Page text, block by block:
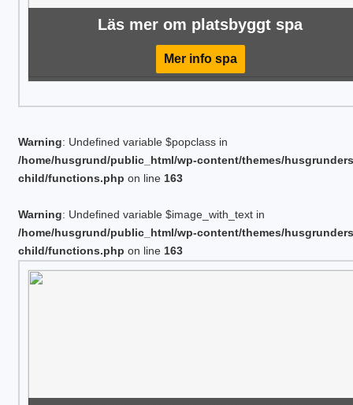
Läs mer om platsbyggt spa
Mer info spa
Warning: Undefined variable $popclass in
/home/husgrund/public_html/wp-content/themes/
child/functions.php on line 163
Warning: Undefined variable $image_with_text in
/home/husgrund/public_html/wp-content/themes/
child/functions.php on line 163